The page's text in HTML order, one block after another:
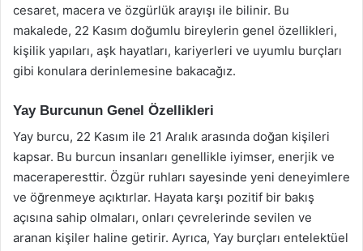
cesaret, macera ve özgürlük arayışı ile bilinir. Bu
makalede, 22 Kasım doğumlu bireylerin genel özellikleri,
kişilik yapıları, aşk hayatları, kariyerleri ve uyumlu burçları
gibi konulara derinlemesine bakacağız.
Yay Burcunun Genel Özellikleri
Yay burcu, 22 Kasım ile 21 Aralık arasında doğan kişileri
kapsar. Bu burcun insanları genellikle iyimser, enerjik ve
maceraperesttir. Özgür ruhları sayesinde yeni deneyimlere
ve öğrenmeye açıktırlar. Hayata karşı pozitif bir bakış
açısına sahip olmaları, onları çevrelerinde sevilen ve
aranan kişiler haline getirir. Ayrıca, Yay burçları entelektüel